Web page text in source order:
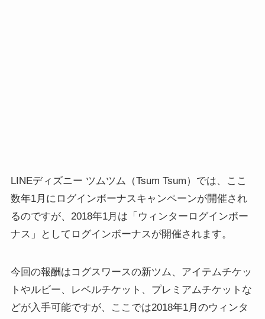
LINEディズニー ツムツム（Tsum Tsum）では、ここ
数年1月にログインボーナスキャンペーンが開催され
るのですが、2018年1月は「ウィンターログインボー
ナス」としてログインボーナスが開催されます。
今回の報酬はコグスワースの新ツム、アイテムチケッ
トやルビー、レベルチケット、プレミアムチケットな
どが入手可能ですが、ここでは2018年1月のウィンタ